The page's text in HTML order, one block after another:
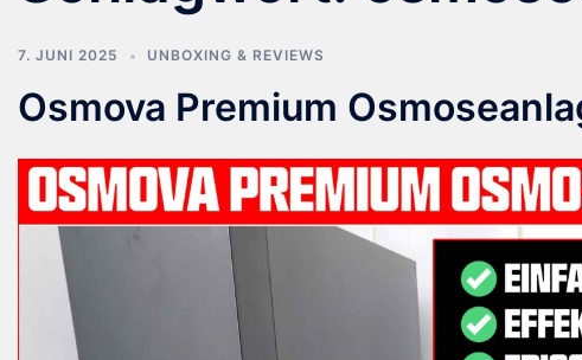
7. JUNI 2025 UNBOXING & REVIEWS
Osmova Premium